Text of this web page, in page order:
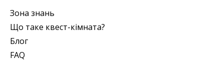
Зона знань
Що таке квест-кімната?
Блог
FAQ